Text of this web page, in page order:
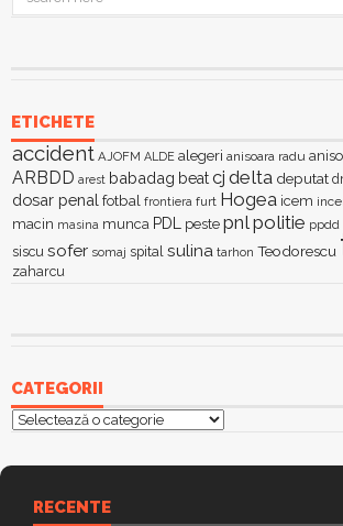
ETICHETE
accident AJOFM ALDE alegeri anisoara radu
ARBDD arest babadag beatcj delta deputat
dosar penal fotbal frontiera furt Hogea icem
macin masina munca PDL peste pnlpolitie ppdd
siscu sofer somaj spital sulina tarhon Teodorescu
zaharcu
CATEGORII
Categorii
RECENTE